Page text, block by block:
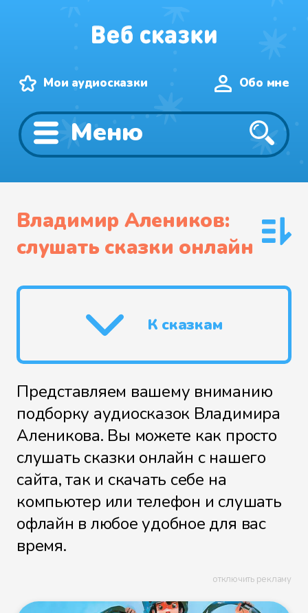
Мои аудиосказки Обо мне
Меню
Владимир Алеников:
слушать сказки онлайн
К сказкам
Представляем вашему вниманию
подборку аудиосказок Владимира
Аленикова. Вы можете как просто
слушать сказки онлайн с нашего
сайта, так и скачать себе на
компьютер или телефон и слушать
офлайн в любое удобное для вас
время.
отключить рекламу